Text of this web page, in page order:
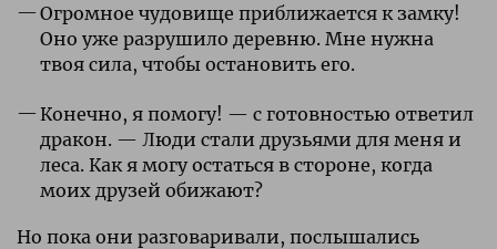
Огромное чудовище приближается к замку!
Оно уже разрушило деревню. Мне нужна
твоя сила, чтобы остановить его.
Конечно, я помогу! — с готовностью ответил
дракон. — Люди стали друзьями для меня и
леса. Как я могу остаться в стороне, когда
моих друзей обижают?
Но пока они разговаривали, послышались